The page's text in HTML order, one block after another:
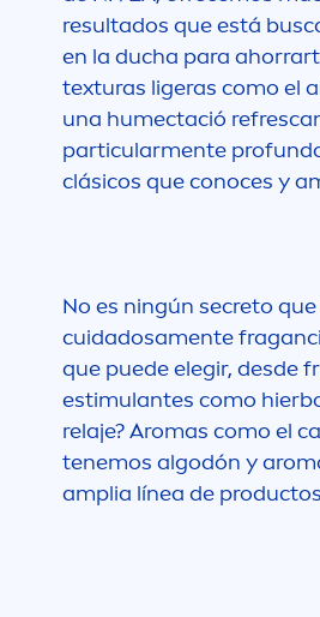
resultados que está
en la ducha para
texturas ligeras como el
una humectació
particularmente
clásicos que conoces y
No es ningún secreto
cuidadosamente
que puede elegir, desde
estimulantes como
relaje? Aromas como el
tenemos algodón y
amplia línea de